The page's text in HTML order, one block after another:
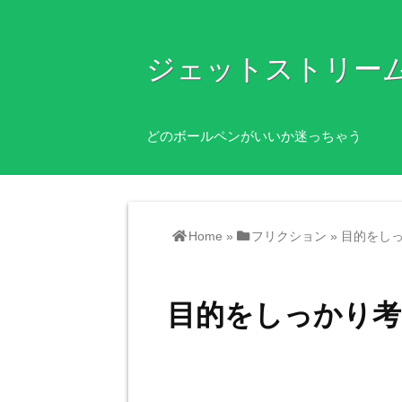
ジェットストリー
どのボールペンがいいか迷っちゃう
Home » フリクション » 目的をし
目的をしっかり